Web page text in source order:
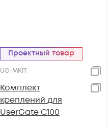
Проектный товар
UG-MKIT
Комплект
креплений для
UserGate C100